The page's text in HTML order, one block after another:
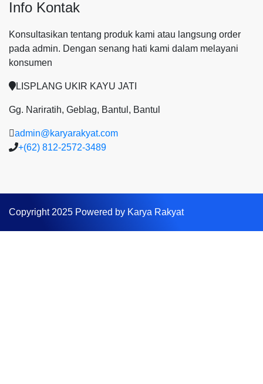
Info Kontak
Konsultasikan tentang produk kami atau langsung order
pada admin. Dengan senang hati kami dalam melayani
konsumen
LISPLANG UKIR KAYU JATI
Gg. Nariratih, Geblag, Bantul, Bantul
admin@karyarakyat.com
+(62) 812-2572-3489
Copyright 2025 Powered by Karya Rakyat